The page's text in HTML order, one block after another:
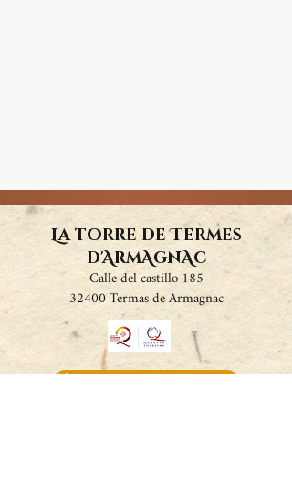
La torre de Termes
d'ArmAgnAc
Calle del castillo 185
32400 Termas de Armagnac
Nuestros socios